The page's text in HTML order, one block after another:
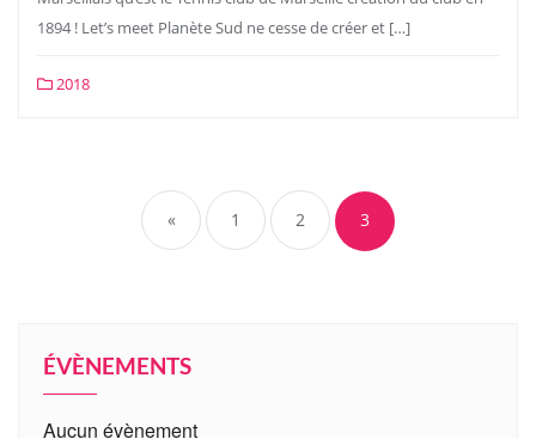
1894 ! Let’s meet Planète Sud ne cesse de créer et […]
2018
« 1 2 3
ÉVÈNEMENTS
Aucun évènement